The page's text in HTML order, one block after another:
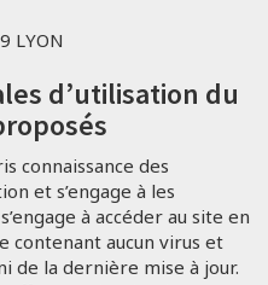
LYON
d’utilisation du
connaissance des
et s’engage à les
à accéder au site en
contenant aucun virus et
de la dernière mise à jour.